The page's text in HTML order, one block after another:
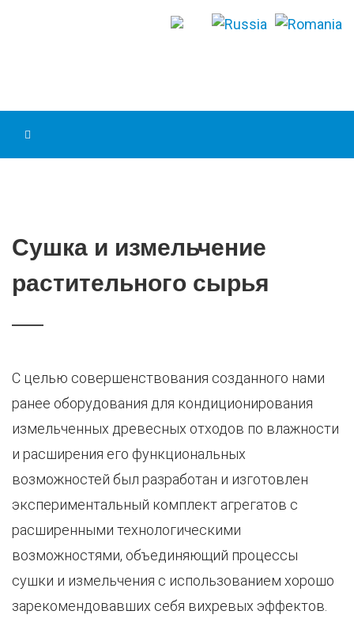
Сушка и измельчение
растительного сырья
С целью совершенствования созданного нами
ранее оборудования для кондиционирования
измельченных древесных отходов по влажности
и расширения его функциональных
возможностей был разработан и изготовлен
экспериментальный комплект агрегатов с
расширенными технологическими
возможностями, объединяющий процессы
сушки и измельчения с использованием хорошо
зарекомендовавших себя вихревых эффектов.